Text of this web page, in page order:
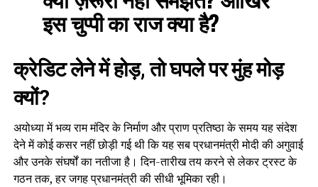
इस चुप्पी का राज क्या है?
क्रेडिट लेने में होड़, तो घपले पर मुंह मोड़
क्यों?
अयोध्या में भव्य राम मंदिर के निर्माण और प्राण प्रतिष्ठा के समय यह संदेश
देने में कोई कसर नहीं छोड़ी गई थी कि यह सब प्रधानमंत्री मोदी की अगुवाई
और उनके संघर्षों का नतीजा है। दिन-तारीख तय करने से लेकर ट्रस्ट के
गठन तक, हर जगह प्रधानमंत्री की सीधी भूमिका रही।